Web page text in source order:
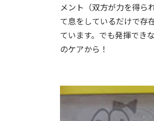
メント（双方が力を得ら
て息をしているだけで存
ています。でも発揮でき
のケアから！